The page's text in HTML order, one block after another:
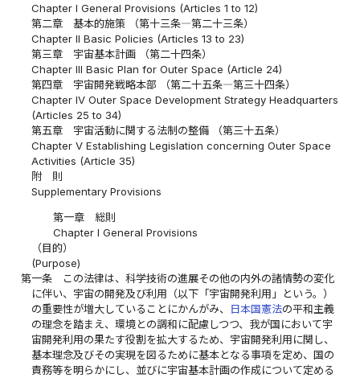
Chapter I General Provisions (Articles 1 to 12)
第二章 基本的施策 （第十三条―第二十三条）
Chapter II Basic Policies (Articles 13 to 23)
第三章 宇宙基本計画 （第二十四条）
Chapter III Basic Plan for Outer Space (Article 24)
第四章 宇宙開発戦略本部 （第二十五条―第三十四条）
Chapter IV Outer Space Development Strategy Headquarters
(Articles 25 to 34)
第五章 宇宙活動に関する法制の整備 （第三十五条）
Chapter V Establishing Legislation concerning Outer Space
Activities (Article 35)
附 則
Supplementary Provisions
第一章 総則
Chapter I General Provisions
（目的）
(Purpose)
第一条
この法律は、科学技術の進展その他の内外の諸情勢の変化
に伴い、宇宙の開発及び利用（以下「宇宙開発利用」という。）
の重要性が増大していることにかんがみ、 日本国憲法の平和主義
の理念を踏まえ、環境との調和に配慮しつつ、我が国において宇
宙開発利用の果たす役割を拡大するため、宇宙開発利用に関し、
基本理念及びその実現を図るために基本となる事項を定め、国の
責務等を明らかにし、並びに宇宙基本計画の作成について定める